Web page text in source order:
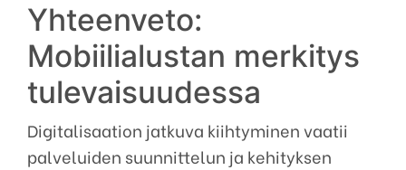
Yhteenveto:
Mobiilialustan merkitys
tulevaisuudessa
Digitalisaation jatkuva kiihtyminen vaatii
palveluiden suunnittelun ja kehityksen